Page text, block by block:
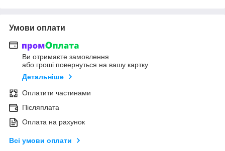
Умови оплати
Ви отримаєте замовлення
або гроші повернуться на вашу картку
Детальніше
Оплатити частинами
Післяплата
Оплата на рахунок
Всі умови оплати